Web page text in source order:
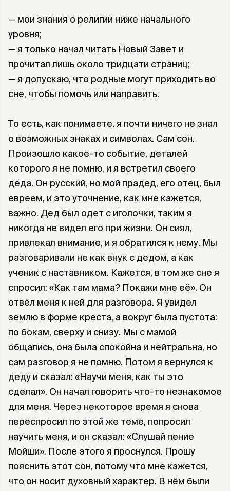
— мои знания о религии ниже начального
уровня;
— я только начал читать Новый Завет и
прочитал лишь около тридцати страниц;
— я допускаю, что родные могут приходить во
сне, чтобы помочь или направить.
То есть, как понимаете, я почти ничего не знал
о возможных знаках и символах. Сам сон.
Произошло какое-то событие, деталей
которого я не помню, и я встретил своего
деда. Он русский, но мой прадед, его отец, был
евреем, и это уточнение, как мне кажется,
важно. Дед был одет с иголочки, таким я
никогда не видел его при жизни. Он сиял,
привлекал внимание, и я обратился к нему. Мы
разговаривали не как внук с дедом, а как
ученик с наставником. Кажется, в том же сне я
спросил: «Как там мама? Покажи мне её». Он
отвёл меня к ней для разговора. Я увидел
землю в форме креста, а вокруг была пустота:
по бокам, сверху и снизу. Мы с мамой
общались, она была спокойна и нейтральна, но
сам разговор я не помню. Потом я вернулся к
деду и сказал: «Научи меня, как ты это
сделал». Он начал говорить что-то незнакомое
для меня. Через некоторое время я снова
переспросил по этой же теме, попросил
научить меня, и он сказал: «Слушай пение
Мойши». После этого я проснулся. Прошу
пояснить этот сон, потому что мне кажется,
что он носит духовный характер. В нём были